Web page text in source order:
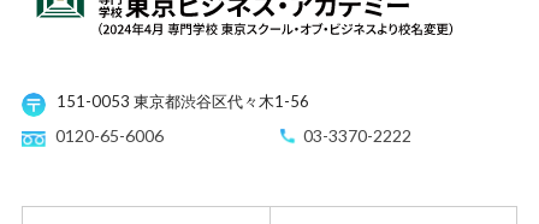
151-0053 東京都渋谷区代々木1-56
0120-65-6006 03-3370-2222